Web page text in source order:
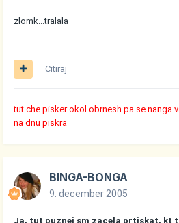
zlomk...tralala
Citiraj
tut che pisker okol obrnesh pa se nanga
na dnu piskra
BINGA-BONGA
9. december 2005
Ja, tut puznej sm zacela prtiskat, kt